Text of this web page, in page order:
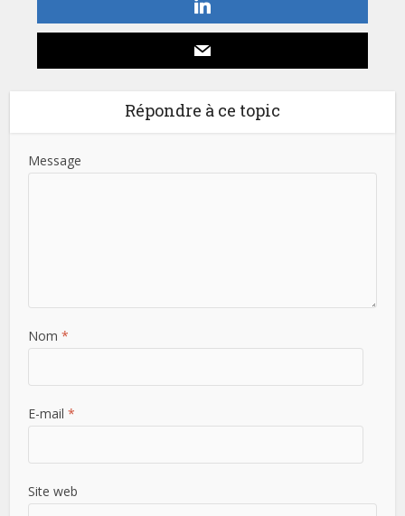
Répondre à ce topic
Message
Nom*
E-mail*
Site web